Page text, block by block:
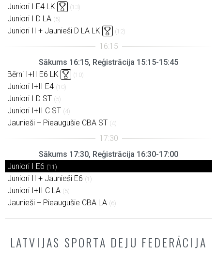
Juniori I E4 LK (13)
Juniori I D LA (5)
Juniori II + Jaunieši D LA LK (12)
Sākums 16:15, Reģistrācija 15:15-15:45
Bērni I+II E6 LK
(10)
Juniori I+II E4 (10)
Juniori I D ST (5)
Juniori I+II C ST (4)
Jaunieši + Pieaugušie CBA ST (4)
Sākums 17:30, Reģistrācija 16:30-17:00
Juniori I E6 (11)
Juniori II + Jaunieši E6 (1)
Juniori I+II C LA (5)
Jaunieši + Pieaugušie CBA LA (6)
LATVIJAS SPORTA DEJU FEDERĀCIJA